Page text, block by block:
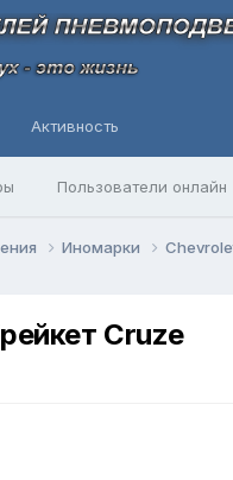
Пользователи онлайн
Активность
Иномарки
Cruze